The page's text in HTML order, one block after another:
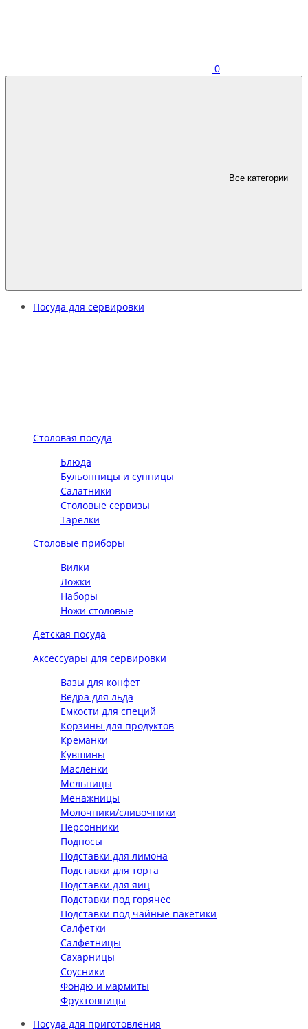
0
Все категории
Посуда для сервировки
Столовая посуда
Блюда
Бульонницы и супницы
Салатники
Столовые сервизы
Тарелки
Столовые приборы
Вилки
Ложки
Наборы
Ножи столовые
Детская посуда
Аксессуары для сервировки
Вазы для конфет
Ведра для льда
Ёмкости для специй
Корзины для продуктов
Креманки
Кувшины
Масленки
Мельницы
Менажницы
Молочники/сливочники
Персонники
Подносы
Подставки для лимона
Подставки для торта
Подставки для яиц
Подставки под горячее
Подставки под чайные пакетики
Салфетки
Салфетницы
Сахарницы
Соусники
Фондю и мармиты
Фруктовницы
Посуда для приготовления